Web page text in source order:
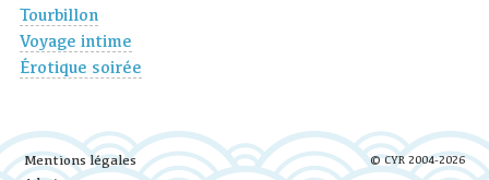
Tourbillon
Voyage intime
Érotique soirée
© CYR 2004-2026
Mentions légales